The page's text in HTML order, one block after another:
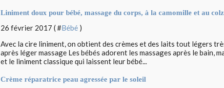
Liniment doux pour bébé, massage du corps, à la camomille et au
26 février 2017 ( #Bébé )
Avec la cire liniment, on obtient des crèmes et des laits tout légers
après léger massage Les bébés adorent les massages après le bain,
et le liniment classique qui laissent leur bébé...
Crème réparatrice peau agressée par le soleil